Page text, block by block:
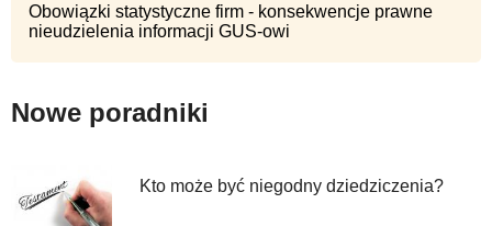
Obowiązki statystyczne firm - konsekwencje prawne
nieudzielenia informacji GUS-owi
Nowe poradniki
Kto może być niegodny dziedziczenia?